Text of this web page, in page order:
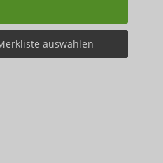
auswählen